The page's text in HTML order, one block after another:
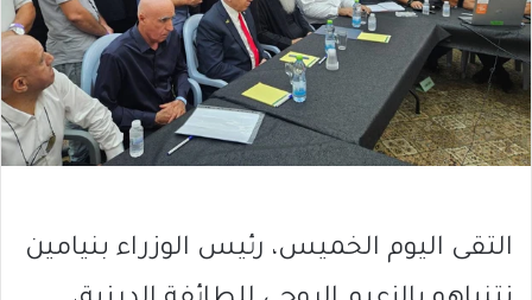
التقى اليوم الخميس، رئيس الوزراء بنيامين